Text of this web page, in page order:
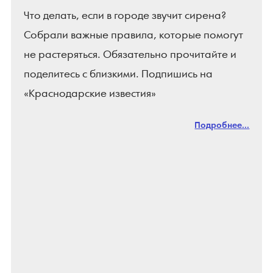
Что делать, если в городе звучит сирена?
Собрали важные правила, которые помогут
не растеряться. Обязательно прочитайте и
поделитесь с близкими. Подпишись на
«Краснодарские известия»
Подробнее...